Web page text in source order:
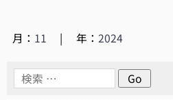
月： 11 | 年：2024